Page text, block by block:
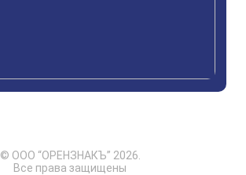
© ООО “ОРЕНЗНАКЪ” 2026.
Все права защищены